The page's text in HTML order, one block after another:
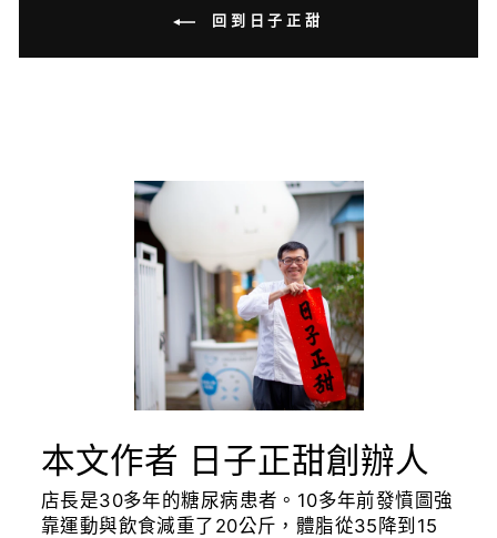
回到日子正甜
本文作者 日子正甜創辦人
店長是30多年的糖尿病患者。10多年前發憤圖強
靠運動與飲食減重了20公斤，體脂從35降到15